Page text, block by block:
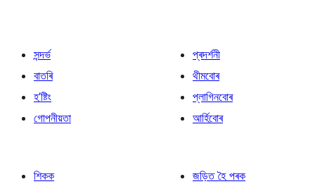
সন্দৰ্ভ
বাতৰি
হ’ষ্টিং
গোপনীয়তা
প্ৰদৰ্শনী
থীমবোৰ
প্লাগিনবোৰ
আৰ্হিবোৰ
শিকক
জড়িত হৈ পৰক